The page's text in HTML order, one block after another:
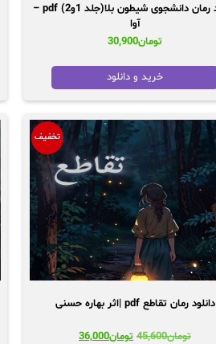
دانلود رمان دانشجوی شیطون بلا(جلد 1و2) pdf –
آوا
تومان30,900
خرید و دانلود
تخفیف
دانلود رمان تقاطع pdf |اثر بهاره حسنی
تومان45,600 قیمت
تومان36,000قیمت